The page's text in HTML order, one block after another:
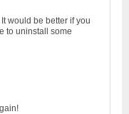
would be better if you
to uninstall some